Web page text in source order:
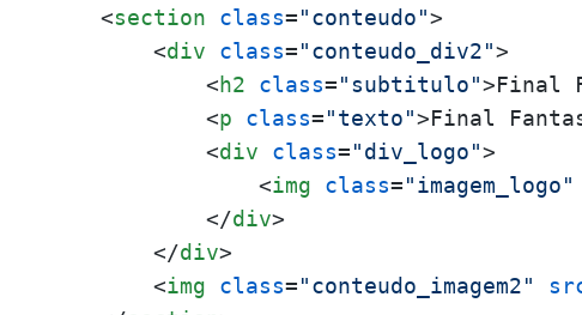
<section class="conteudo">
<div class="conteudo_div2">
<h2 class="subtitulo">Final
<p class="texto">Final
<div class="div_logo">
<img class="imagem_logo"
</div>
</div>
<img class="conteudo_imagem2"